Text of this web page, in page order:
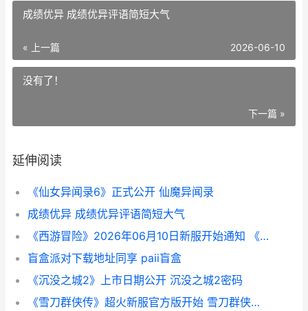
成绩优异 成绩优异评语简短大气
« 上一篇 2026-06-10
没有了！
下一篇 »
延伸阅读
《仙女异闻录6》正式公开 仙魔异闻录
成绩优异 成绩优异评语简短大气
《西游冒险》2026年06月10日新服开始通知 《西游冒险》
盲盒派对下载地址同享 paii盲盒
《沉没之城2》上市日期公开 沉没之城2密码
《雪刀群侠传》超火新服官方版开始 雪刀群侠传0.1折